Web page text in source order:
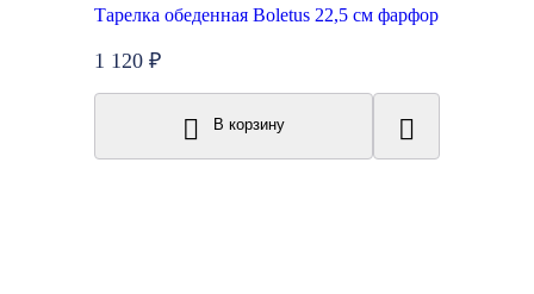
Тарелка обеденная Boletus 22,5 см фарфор
1 120 ₽
В корзину